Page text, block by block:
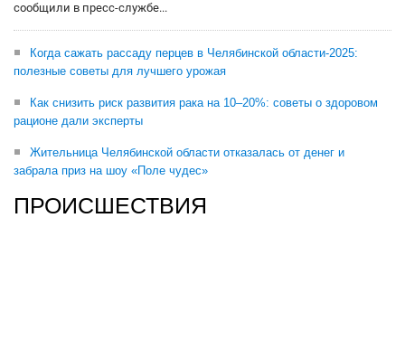
сообщили в пресс-службе...
Когда сажать рассаду перцев в Челябинской области-2025:
полезные советы для лучшего урожая
Как снизить риск развития рака на 10–20%: советы о здоровом
рационе дали эксперты
Жительница Челябинской области отказалась от денег и
забрала приз на шоу «Поле чудес»
ПРОИСШЕСТВИЯ